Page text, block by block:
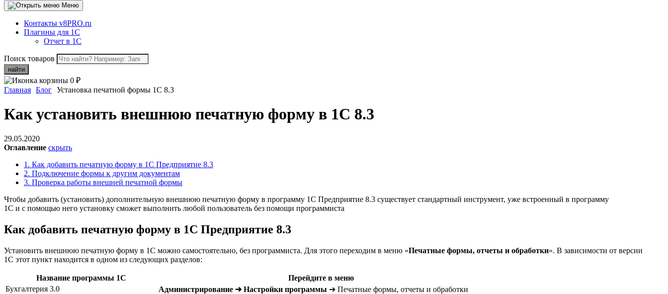
Меню
Контакты v8PRO.ru
Плагины для 1С
Отчет в 1С
Поиск товаров
найти
0 ₽
Главная Блог Установка печатной формы 1С 8.3
Как установить внешнюю печатную форму в 1С 8.3
29.05.2020
Оглавление скрыть
1. Как добавить печатную форму в 1С Предприятие 8.3
2. Подключение формы к другим документам
3. Проверка работы внешней печатной формы
Чтобы добавить (установить) дополнительную внешнюю печатную форму в программу 1С Предприятие 8.3 существует стандартный инструмент, уже встроенный в программу
1С и с помощью него установку сможет выполнить любой пользователь без помощи программиста
Как добавить печатную форму в 1С Предприятие 8.3
Установить внешнюю печатную форму в 1С можно самостоятельно, без программиста. Для этого переходим в меню «Печатные формы, отчеты и обработки». В зависимости от версии
1С этот пункт находится в одном из следующих разделов:
Название программы 1С
Перейдите в меню
Бухгалтерия 3.0
Администрирование ➔ Настройки программы ➔ Печатные формы, отчеты и обработки